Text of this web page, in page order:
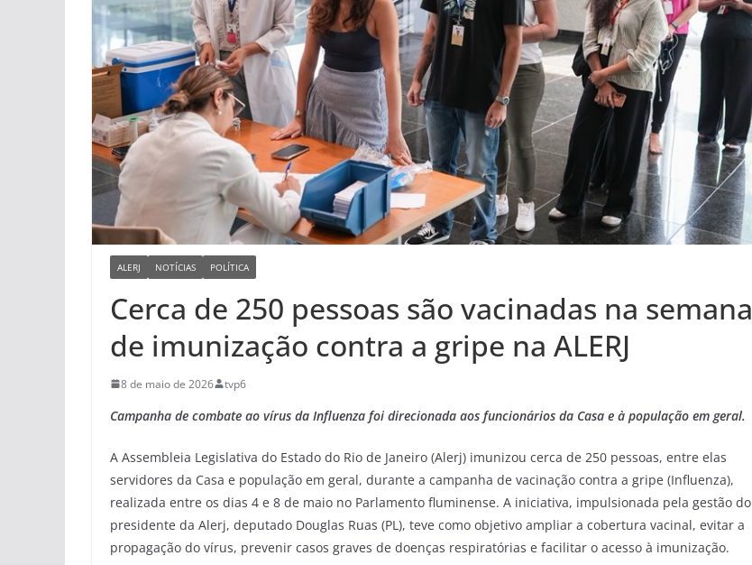
ALERJ NOTÍCIAS POLÍTICA
Cerca de 250 pessoas são vacinadas na semana
de imunização contra a gripe na ALERJ
8 de maio de 2026 tvp6
Campanha de combate ao vírus da Influenza foi direcionada aos funcionários da Casa e à população em geral.
A Assembleia Legislativa do Estado do Rio de Janeiro (Alerj) imunizou cerca de 250 pessoas, entre elas
servidores da Casa e população em geral, durante a campanha de vacinação contra a gripe (Influenza),
realizada entre os dias 4 e 8 de maio no Parlamento fluminense. A iniciativa, impulsionada pela gestão do
presidente da Alerj, deputado Douglas Ruas (PL), teve como objetivo ampliar a cobertura vacinal, evitar a
propagação do vírus, prevenir casos graves de doenças respiratórias e facilitar o acesso à imunização.